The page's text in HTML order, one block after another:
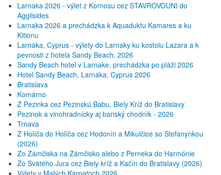
Larnaka 2026 - výlet z Kornosu cez STAVROVOUNI do
Agglisides
Larnaka 2026 a prechádzka k Aquaduktu Kamares a ku
Kitionu
Larnaka, Cyprus - výlety do Larnaky ku kostolu Lazara a k
pevnosti z hotela Sandy Beach, 2026
Sandy Beach hotel v Larnake, prechádzka po pláži 2026
Hotel Sandy Beach, Larnaka, Cyprus 2026
Bratislava
Komárno
Z Pezinka cez Pezinskú Babu, Biely Kríž do Bratislavy
Pezinok a vinohradnícky aj banský chodník - 2026
Trnava
Z Holíča do Holíča cez Hodonín a Mikulčice so Stefanynkou
(2026)
Zo Zámčiska na Zámčisko alebo z Perneka do Harmónie
Zo Svätého Jura cez Biely kríž a Kačín do Bratislavy (2026)
Výlety v Malých Karpatoch 2026